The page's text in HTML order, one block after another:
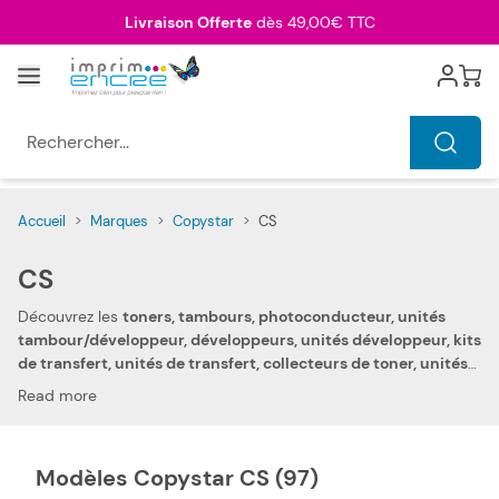
Livraison Offertedès 49,00€ TTC
Menu Cart
Accueil > Marques > Copystar > CS
CS
Découvrez les toners, tambours, photoconducteur, unités
tambour/développeur, développeurs, unités développeur, kits
de transfert, unités de transfert, collecteurs de toner, unités
de fusion et kits d'entretien pas chers Copystar CS
CS. Grâce à votre confiance et votre fidélité, nous pouvons
Read more
Modèles Copystar CS (97)